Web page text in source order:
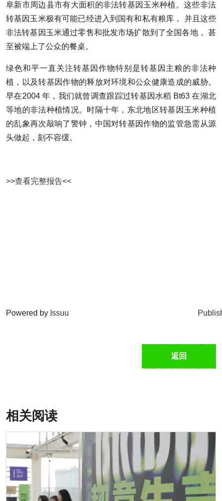
阜新市周边县市有大面积的非法转基因玉米种植。这些非法
转基因玉米极有可能已经进入到国有和私有粮库， 并且这些
非法转基因玉米通过零售和批发市场扩散到了全国各地， 甚
至被端上了公众的餐桌。
绿色和平一直关注转基因作物特别是转基因主粮的非法种
植，以及转基因作物的释放对环境和公众健康造成的威胁。
早在2004 年，我们就曾调查跟踪过转基因水稻 Bt63 在湖北
等地的非法种植情况。时隔十年，东北地区转基因玉米种植
的乱象再次敲响了警钟，中国对转基因作物的监管急需从源
头做起，刻不容缓。
>>查看完整报告<<
Powered by Issuu
返回
相关阅读